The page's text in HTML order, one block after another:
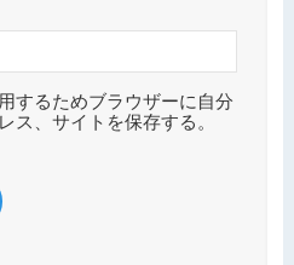
するためブラウザーに自分
ス、サイトを保存する。